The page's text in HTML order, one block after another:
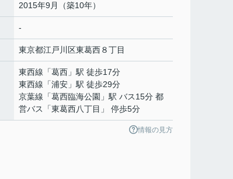
2015年9月（築10年）
-
東京都江戸川区東葛西８丁目
東西線 「葛西 」駅 徒歩17分
東西線 「浦安 」駅 徒歩29分
京葉線 「葛西臨海公園 」駅 バス15分 都
営バス「東葛西八丁目」 停歩5分
情報の見方